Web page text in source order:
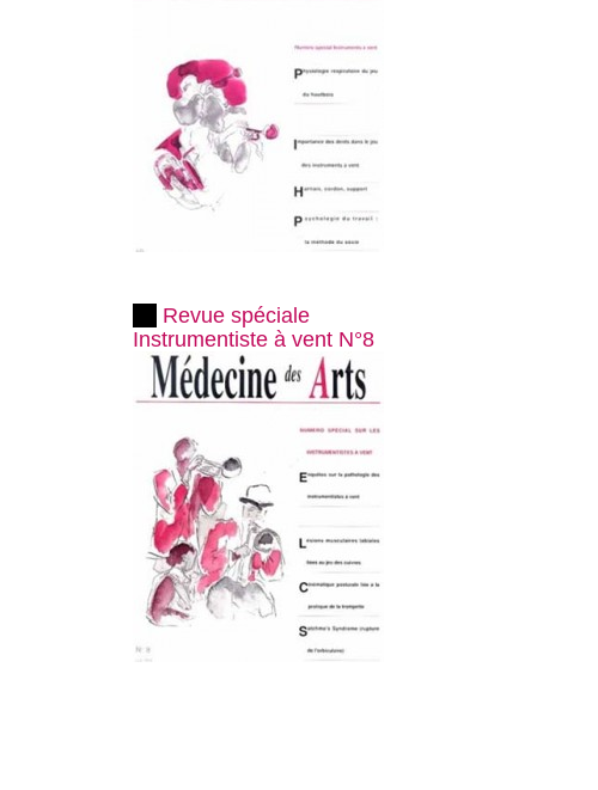
Revue spéciale
Instrumentiste à vent N°8